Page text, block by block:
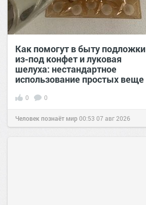
Как помогут в быту подложки
из-под конфет и луковая
шелуха: нестандартное
использование простых веще
0 0
Человек познаёт мир00:53 07 авг 2026